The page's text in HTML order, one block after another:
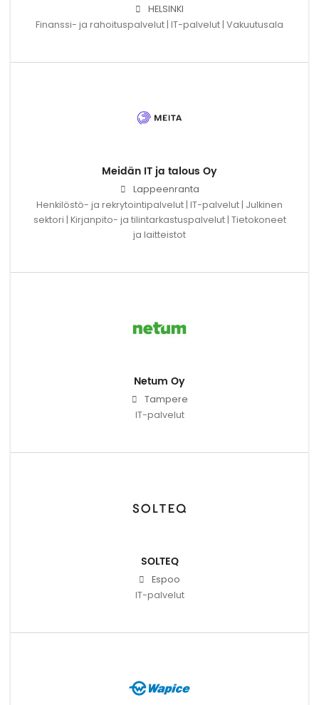
HELSINKI
Finanssi- ja rahoituspalvelut | IT-palvelut | Vakuutusala
Meidän IT ja talous Oy
Lappeenranta
Henkilöstö- ja rekrytointipalvelut | IT-palvelut | Julkinen
sektori | Kirjanpito- ja tilintarkastuspalvelut | Tietokoneet
ja laitteistot
Netum Oy
Tampere
IT-palvelut
SOLTEQ
Espoo
IT-palvelut